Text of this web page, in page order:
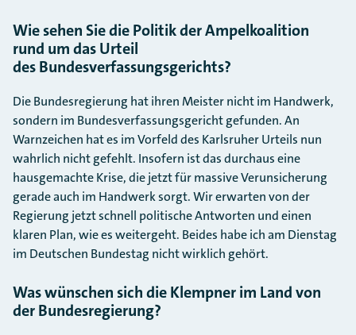
Wie sehen Sie die Politik der Ampelkoalition
rund um das Urteil
des Bundesverfassungsgerichts?
Die Bundesregierung hat ihren Meister nicht im Handwerk,
sondern im Bundesverfassungsgericht gefunden. An
Warnzeichen hat es im Vorfeld des Karlsruher Urteils nun
wahrlich nicht gefehlt. Insofern ist das durchaus eine
hausgemachte Krise, die jetzt für massive Verunsicherung
gerade auch im Handwerk sorgt. Wir erwarten von der
Regierung jetzt schnell politische Antworten und einen
klaren Plan, wie es weitergeht. Beides habe ich am Dienstag
im Deutschen Bundestag nicht wirklich gehört.
Was wünschen sich die Klempner im Land von
der Bundesregierung?